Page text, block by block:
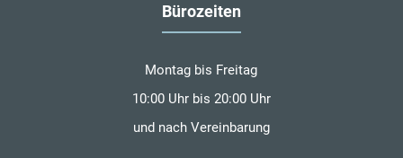
Bürozeiten
Montag bis Freitag
10:00 Uhr bis 20:00 Uhr
und nach Vereinbarung